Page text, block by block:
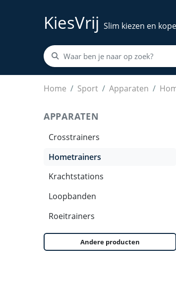
KiesVrij Slim kiezen en
Home Sport Apparaten
Capital Sports Mini fitness
APPARATEN
Crosstrainers
Hometrainers
Krachtstations
Loopbanden
Roeitrainers
Andere producten